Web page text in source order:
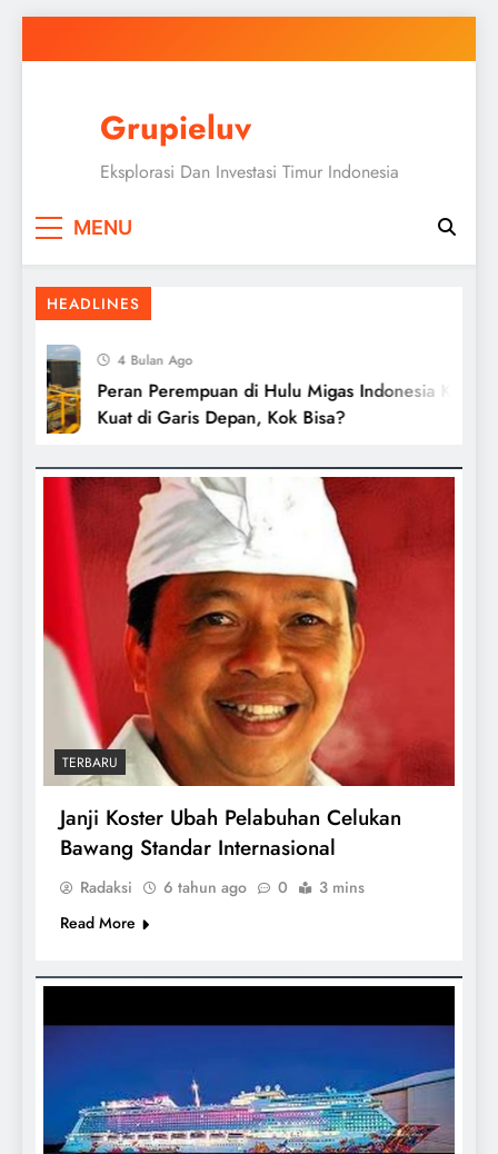
to
Grupieluv
Eksplorasi Dan Investasi Timur Indonesia
MENU
HEADLINES
4 Bulan Ago
Peran Perempuan di Hulu Migas Indonesia Kian
Kuat di Garis Depan, Kok Bisa?
TERBARU
Janji Koster Ubah Pelabuhan Celukan
Bawang Standar Internasional
Radaksi 6 tahun ago 0
3 mins
Read More